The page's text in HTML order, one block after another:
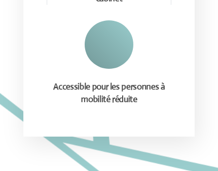
Accessible pour les personnes à
mobilité réduite